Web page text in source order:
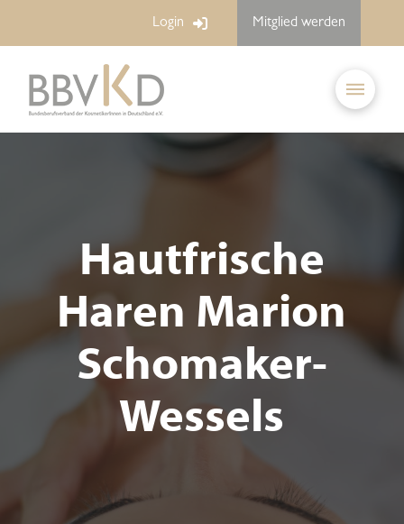
Login Mitglied werden
Hautfrische
Haren Marion
Schomaker-
Wessels